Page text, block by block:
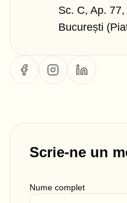
Sc. C, Ap. 77,
București
Scrie-ne un
Nume complet